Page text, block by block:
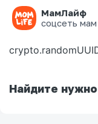
МамЛайф
соцсеть
Ошибка на
Найдите